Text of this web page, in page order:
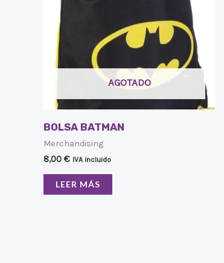
AGOTADO
BOLSA BATMAN
Merchandising
8,00 € IVA incluido
LEER MÁS